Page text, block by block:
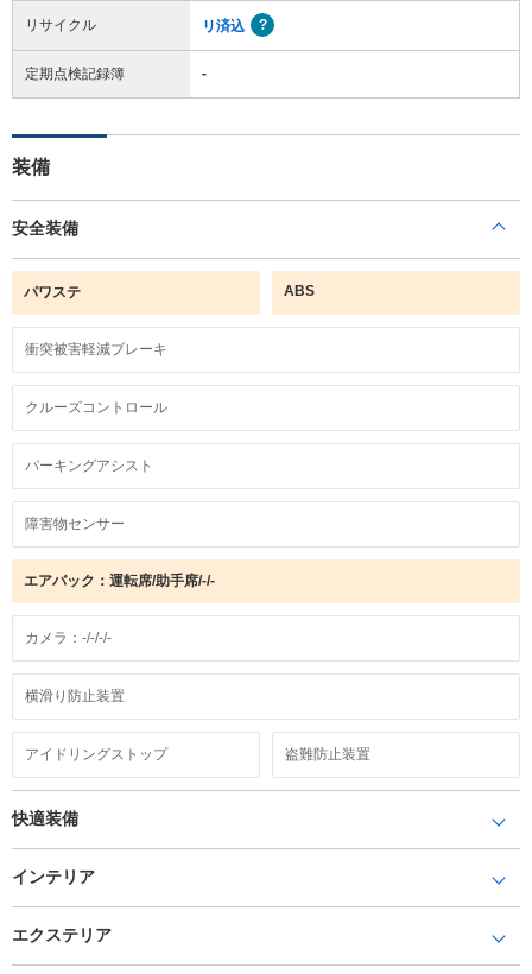
リサイクル リ済込
定期点検記録簿 -
装備
安全装備
パワステ ABS
衝突被害軽減ブレーキ
クルーズコントロール
パーキングアシスト
障害物センサー
エアバック：運転席/助手席/-/-
カメラ：-/-/-/-
横滑り防止装置
アイドリングストップ 盗難防止装置
快適装備
インテリア
エクステリア